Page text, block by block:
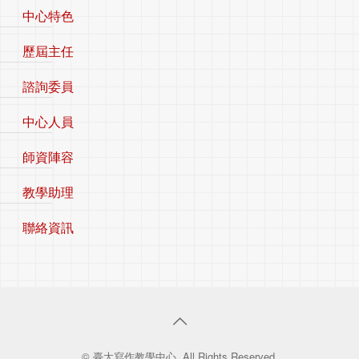
中心特色
歷屆主任
諮詢委員
中心人員
師資陣容
教學助理
聯絡資訊